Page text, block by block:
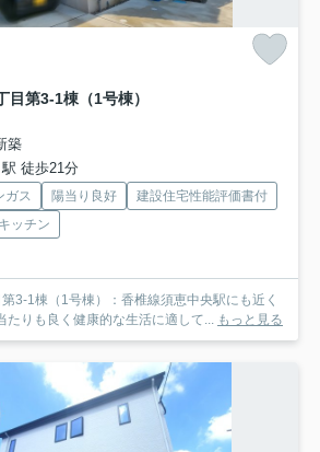
目第3-1棟（1号棟）
築
徒歩21分
ガス 陽当り良好
建設住宅性能評価書付
ッチン
3-1棟（1号棟）：香椎線須恵中央駅にも近く
りも良く健康的な生活に適して...
もっと見る